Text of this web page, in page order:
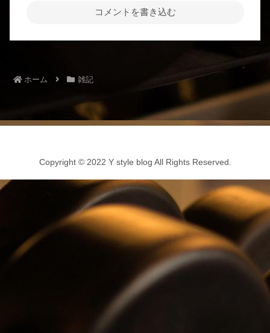
コメントを書き込む
ホーム 雑記
Copyright © 2022 Y style blog All Rights Reserved.